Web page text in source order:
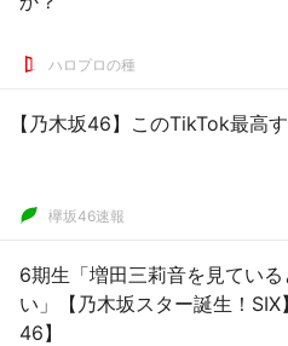
ハロプロの種
【乃木坂46】このTikTok最高
欅坂46速報
6期生「増田三莉音を見ている
い」【乃木坂スター誕生！SIX
46】